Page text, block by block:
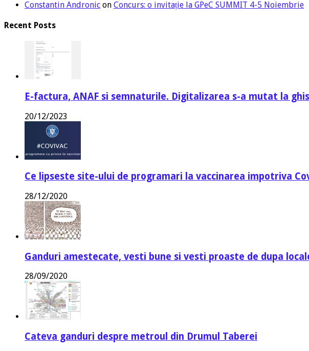
Constantin Andronic on Concurs: o invitație la GPeC SUMMIT 4-5 Noiembrie
Recent Posts
E-factura, ANAF si semnaturile. Digitalizarea s-a mutat la
20/12/2023
Ce lipseste site-ului de programari la vaccinarea impotriva
28/12/2020
Ganduri amestecate, vesti bune si vesti proaste de dupa
28/09/2020
Cateva ganduri despre metroul din Drumul Taberei